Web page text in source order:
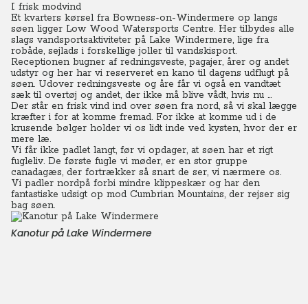
I frisk modvind
Et kvarters kørsel fra Bowness-on-Windermere op langs
søen ligger Low Wood Watersports Centre. Her tilbydes alle
slags vandsportsaktiviteter på Lake Windermere, lige fra
robåde, sejlads i forskellige joller til vandskisport.
Receptionen bugner af redningsveste, pagajer, årer og andet
udstyr og her har vi reserveret en kano til dagens udflugt på
søen. Udover redningsveste og åre får vi også en vandtæt
sæk til overtøj og andet, der ikke må blive vådt, hvis nu ...
Der står en frisk vind ind over søen fra nord, så vi skal lægge
kræfter i for at komme fremad. For ikke at komme ud i de
krusende bølger holder vi os lidt inde ved kysten, hvor der er
mere læ.
Vi får ikke padlet langt, før vi opdager, at søen har et rigt
fugleliv. De første fugle vi møder, er en stor gruppe
canadagæs, der fortrækker så snart de ser, vi nærmere os.
Vi padler nordpå forbi mindre klippeskær og har den
fantastiske udsigt op mod Cumbrian Mountains, der rejser sig
bag søen.
Kanotur på Lake Windermere